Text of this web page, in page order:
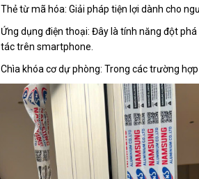
Thẻ từ mã hóa: Giải pháp tiện lợi dành cho
Ứng dụng điện thoại: Đây là tính năng đột
tác trên smartphone.
Chìa khóa cơ dự phòng: Trong các trường